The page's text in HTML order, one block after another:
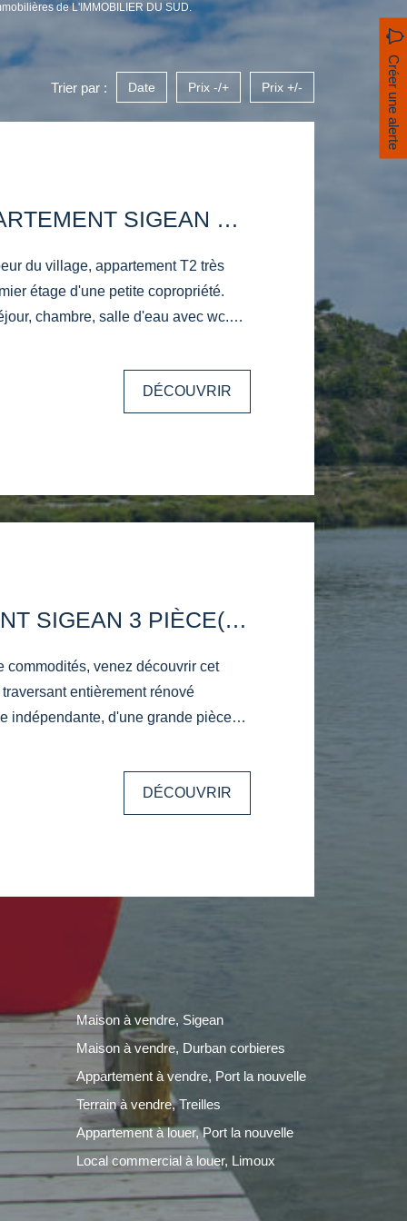
de L'IMMOBILIER DU SUD.
Créer une alerte
Trier par : Date Prix -/+ Prix +/-
GRAND APPARTEMENT SIGEAN 2 PIÈCES
du village, appartement T2 très
étage d'une petite copropriété.
chambre, salle d'eau avec wc.
DÉCOUVRIR
APPARTEMENT SIGEAN 3 PIÈCE(S) 74 M2
commodités, venez découvrir cet
entièrement rénové
indépendante, d'une grande pièce
INTERESSANT. DPE C. 3
P398526. Contact KatiaDÉCOUVRIR
Maison à vendre, Sigean
Maison à vendre, Durban corbieres
Appartement à vendre, Port la nouvelle
Terrain à vendre, Treilles
Appartement à louer, Port la nouvelle
Local commercial à louer, Limoux